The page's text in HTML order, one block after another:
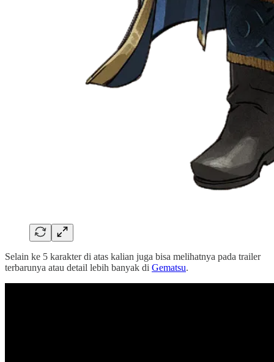
Selain ke 5 karakter di atas kalian juga bisa melihatnya pada trailer
terbarunya atau detail lebih banyak di Gematsu.